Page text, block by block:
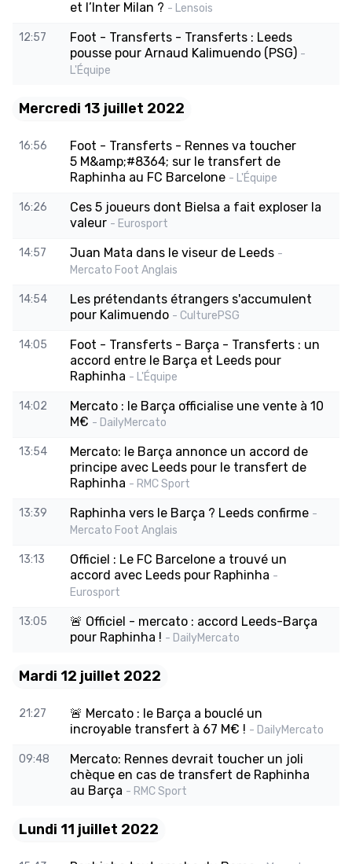
et l’Inter Milan ? - Lensois
12:57
Foot - Transferts - Transferts : Leeds
pousse pour Arnaud Kalimuendo (PSG) -
L'Équipe
Mercredi 13 juillet 2022
16:56
Foot - Transferts - Rennes va toucher
5 M&amp;#8364; sur le transfert de
Raphinha au FC Barcelone - L'Équipe
16:26
Ces 5 joueurs dont Bielsa a fait exploser la
valeur - Eurosport
14:57 Juan Mata dans le viseur de Leeds -
Mercato Foot Anglais
14:54
Les prétendants étrangers s'accumulent
pour Kalimuendo - CulturePSG
14:05
Foot - Transferts - Barça - Transferts : un
accord entre le Barça et Leeds pour
Raphinha - L'Équipe
14:02
Mercato : le Barça officialise une vente à 10
M€ - DailyMercato
13:54
Mercato: le Barça annonce un accord de
principe avec Leeds pour le transfert de
Raphinha - RMC Sport
13:39 Raphinha vers le Barça ? Leeds confirme -
Mercato Foot Anglais
13:13
Officiel : Le FC Barcelone a trouvé un
accord avec Leeds pour Raphinha -
Eurosport
13:05
🚨 Officiel - mercato : accord Leeds-Barça
pour Raphinha ! - DailyMercato
Mardi 12 juillet 2022
21:27
🚨 Mercato : le Barça a bouclé un
incroyable transfert à 67 M€ ! - DailyMercato
09:48
Mercato: Rennes devrait toucher un joli
chèque en cas de transfert de Raphinha
au Barça - RMC Sport
Lundi 11 juillet 2022